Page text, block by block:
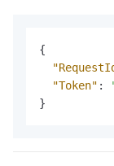
{
"Token" :
}